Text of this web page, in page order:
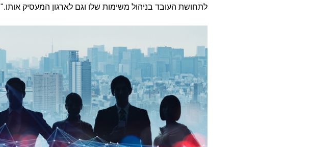
לתחושת העובד בניהול משימות שלו וגם לארגון המעסיק אותו."